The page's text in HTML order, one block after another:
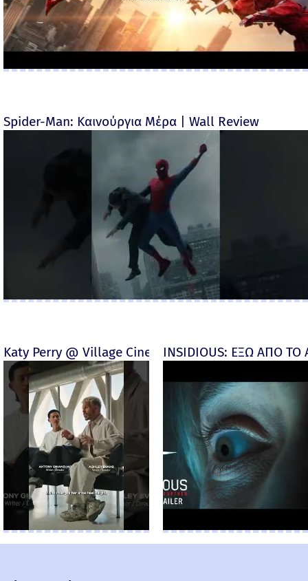
Spider-Man: Καινούργια Μέρα | Wall Review
Katy Perry @ Village CinemasINSIDIOUS: ΕΞΩ ΑΠΟ